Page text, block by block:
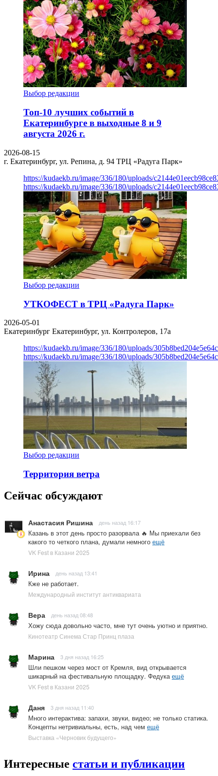
Выбор редакции
Топ-10 лучших событий в
Екатеринбурге в выходные 8 и 9
августа 2026 г.
2026-08-15
г. Екатеринбург, ул. Репина, д. 94 ТРЦ «Радуга Парк»
https://kudaekb.ru/image/336/180/uploads/
https://kudaekb.ru/image/336/180/uploads/
Выбор редакции
УТКОФЕСТ в ТРЦ «Радуга Парк»
2026-05-01
Екатеринбург Екатеринбург, ул. Контролеров, 17а
https://kudaekb.ru/image/336/180/uploads/
https://kudaekb.ru/image/336/180/uploads/
Выбор редакции
Территория ветра
Сейчас обсуждают
Анастасия Ришина день назад 16:17
Казань в этот день просто разорвала 🔥 Мы приехали без
какого то четкого плана, думали немного ещё
VK Fest в Казани 2025
Ирина день назад 13:41
Кже не работает.
Международный институт антиквариата
Вера день назад 08:48
Хожу сюда довольно часто, мне тут очень уютно и приятно.
Кинотеатр Синема Стар Принц плаза
Марина 3 дня назад 16:25
Шли пешком через мост от Кремля, вид открывается
шикарный на фестивальную площадку. Федукаещё
VK Fest в Казани 2025
Даня 3 дня назад 11:40
Много интерактива: запахи, звуки, видео; не только статика.
Концепты нетривиальны, есть, над чем ещё
Выставка «Черновик будущего»
Интересные статьи и публикации